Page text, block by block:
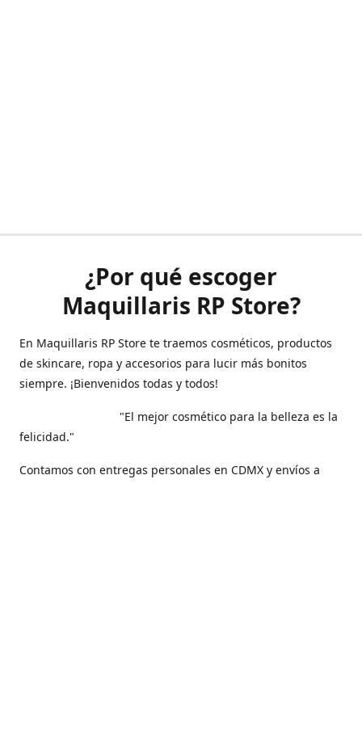
¿Por qué escoger
Maquillaris RP Store?
En Maquillaris RP Store te traemos cosméticos, productos
de skincare, ropa y accesorios para lucir más bonitos
siempre. ¡Bienvenidos todas y todos!
"El mejor cosmético para la belleza es la
felicidad."
Contamos con entregas personales en CDMX y envíos a